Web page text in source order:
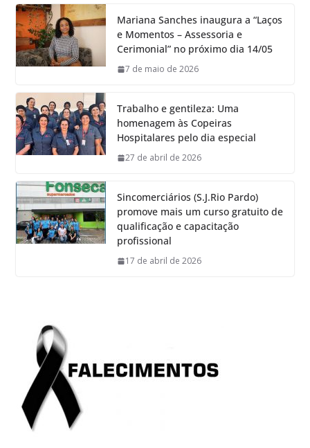
Mariana Sanches inaugura a “Laços
e Momentos – Assessoria e
Cerimonial” no próximo dia 14/05
7 de maio de 2026
Trabalho e gentileza: Uma
homenagem às Copeiras
Hospitalares pelo dia especial
27 de abril de 2026
Sincomerciários (S.J.Rio Pardo)
promove mais um curso gratuito de
qualificação e capacitação
profissional
17 de abril de 2026